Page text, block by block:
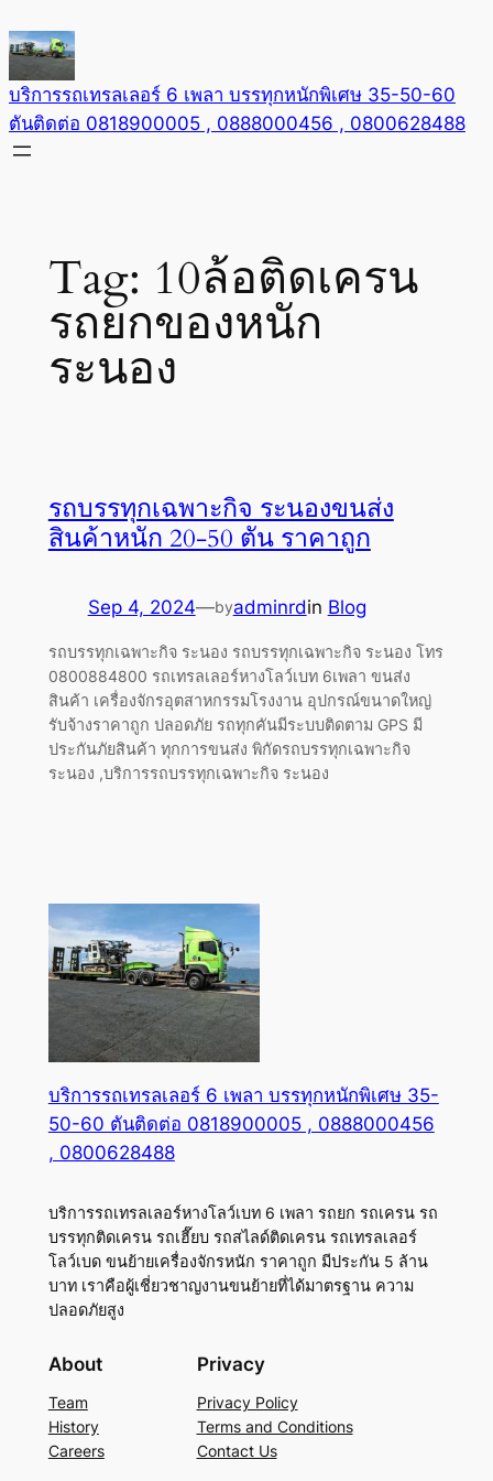
to
content
บริการรถเทรลเลอร์ 6 เพลา บรรทุกหนักพิเศษ 35-50-60
ตันติดต่อ 0818900005 , 0888000456 , 0800628488
Tag: 10ล้อติดเครน
รถยกของหนัก
ระนอง
รถบรรทุกเฉพาะกิจ ระนองขนส่ง
สินค้าหนัก 20-50 ตัน ราคาถูก
Sep 4, 2024—byadminrdin Blog
รถบรรทุกเฉพาะกิจ ระนอง รถบรรทุกเฉพาะกิจ ระนอง โทร
0800884800 รถเทรลเลอร์หางโลว์เบท 6เพลา ขนส่ง
สินค้า เครื่องจักรอุตสาหกรรมโรงงาน อุปกรณ์ขนาดใหญ่
รับจ้างราคาถูก ปลอดภัย รถทุกคันมีระบบติดตาม GPS มี
ประกันภัยสินค้า ทุกการขนส่ง พิกัดรถบรรทุกเฉพาะกิจ
ระนอง ,บริการรถบรรทุกเฉพาะกิจ ระนอง
บริการรถเทรลเลอร์ 6 เพลา บรรทุกหนักพิเศษ 35-
50-60 ตันติดต่อ 0818900005 , 0888000456
, 0800628488
บริการรถเทรลเลอร์หางโลว์เบท 6 เพลา รถยก รถเครน รถ
บรรทุกติดเครน รถเฮี๊ยบ รถสไลด์ติดเครน รถเทรลเลอร์
โลว์เบด ขนย้ายเครื่องจักรหนัก ราคาถูก มีประกัน 5 ล้าน
บาท เราคือผู้เชี่ยวชาญงานขนย้ายที่ได้มาตรฐาน ความ
ปลอดภัยสูง
About
Team
History
Careers
Privacy
Privacy Policy
Terms and Conditions
Contact Us